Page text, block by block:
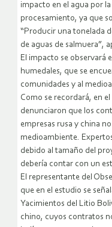
impacto en el agua por
procesamiento, ya que
“Producir una tonelada
de aguas de salmuera”,
El impacto se observará
humedales, que se
comunidades y al
Como se recordará, en
denunciaron que los
empresas rusa y china
medioambiente.
debido al tamaño del
debería contar con un
El representante del
que en el estudio se
Yacimientos del Litio
chino, cuyos contratos